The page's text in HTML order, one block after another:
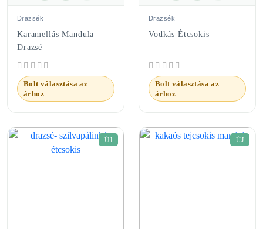
Drazsék
Karamellás Mandula
Drazsé
Bolt választása az
árhoz
Drazsék
Vodkás Étcsokis
Bolt választása az
árhoz
ÚJ ÚJ